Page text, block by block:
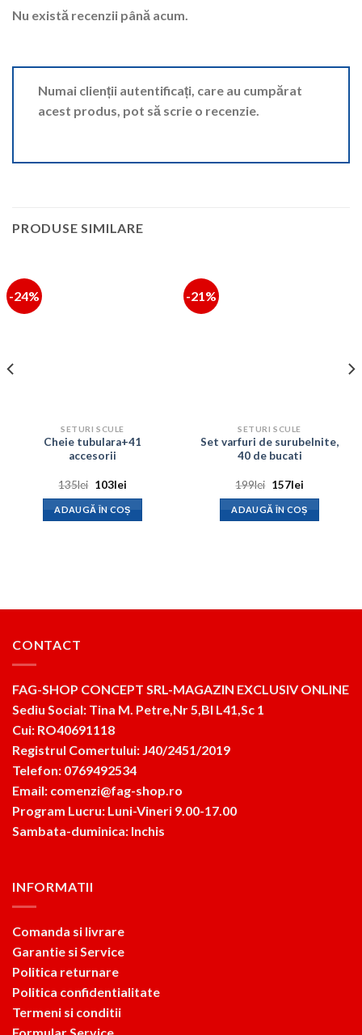
Nu există recenzii până acum.
Numai clienții autentificați, care au cumpărat
acest produs, pot să scrie o recenzie.
PRODUSE SIMILARE
-24%
SETURI SCULE
Cheie tubulara+41
accesorii
135lei Prețul
a
fost:
135lei.
103leiPrețul
este:
103lei.
ADAUGĂ ÎN COȘ
-21%
SETURI SCULE
Set varfuri de surubelnite,
40 de bucati
199lei Prețul
a
fost:
199lei.
157leiPrețul
este:
157lei.
ADAUGĂ ÎN COȘ
CONTACT
FAG-SHOP CONCEPT SRL-MAGAZIN EXCLUSIV ONLINE
Sediu Social: Tina M. Petre,Nr 5,Bl L41,Sc 1
Cui: RO40691118
Registrul Comertului: J40/2451/2019
Telefon: 0769492534
Email: comenzi@fag-shop.ro
Program Lucru: Luni-Vineri 9.00-17.00
Sambata-duminica: Inchis
INFORMATII
Comanda si livrare
Garantie si Service
Politica returnare
Politica confidentialitate
Termeni si conditii